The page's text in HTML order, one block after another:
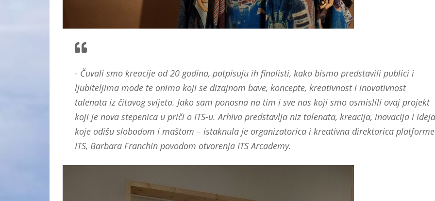
- Čuvali smo kreacije od 20 godina, potpisuju ih finalisti, kako bismo predstavili publici i
ljubiteljima mode te onima koji se dizajnom bave, koncepte, kreativnost i inovativnost
talenata iz čitavog svijeta. Jako sam ponosna na tim i sve nas koji smo osmislili ovaj projekt
koji je nova stepenica u priči o ITS-u. Arhiva predstavlja niz talenata, kreacija, inovacija i ideja
koje odišu slobodom i maštom – istaknula je organizatorica i kreativna direktorica platforme
ITS, Barbara Franchin povodom otvorenja ITS Arcademy.